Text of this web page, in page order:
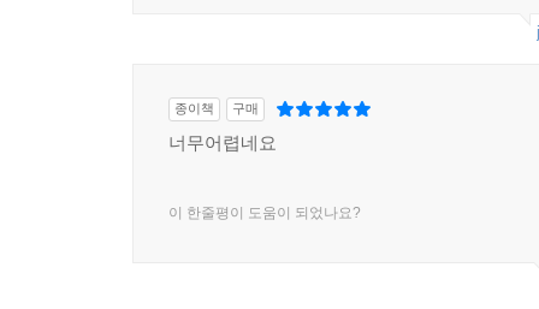
종이책 구매
너무어렵네요
이 한줄평이 도움이 되었나요?